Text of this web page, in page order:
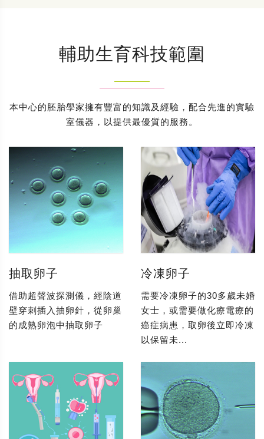
輔助生育科技範圍
本中心的胚胎學家擁有豐富的知識及經驗，配合先進的實驗
室儀器，以提供最優質的服務。
抽取卵子
借助超聲波探測儀，經陰道
壁穿刺插入抽卵針，從卵巢
的成熟卵泡中抽取卵子
冷凍卵子
需要冷凍卵子的30多歲未婚
女士，或需要做化療電療的
癌症病患，取卵後立即冷凍
以保留未...